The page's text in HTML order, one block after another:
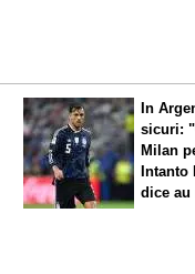
In
sicuri:
Milan
Intanto
diceau